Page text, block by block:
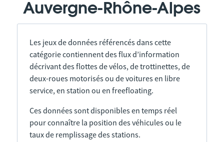
Auvergne-Rhône-Alpes
Les jeux de données référencés dans cette
catégorie contiennent des flux d’information
décrivant des flottes de vélos, de trottinettes, de
deux-roues motorisés ou de voitures en libre
service, en station ou en freefloating.
Ces données sont disponibles en temps réel
pour connaître la position des véhicules ou le
taux de remplissage des stations.